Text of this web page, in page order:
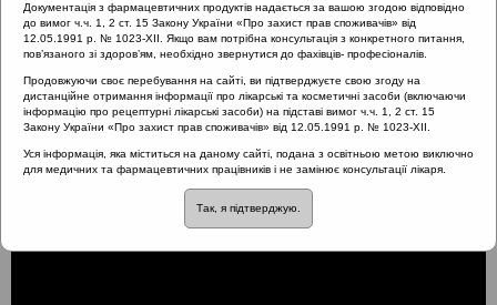
Раціональне лікування vs. Раціональна АБ терапія (Дніпро,
05.10.19)
Стратегія відкладеного призначення антибіотиків
Стратегія відкладеного
призначення антибіотиків
Документація з фармацевтичних продуктів надається за вашою згодою відповідно
до вимог ч.ч. 1, 2 ст. 15 Закону України «Про захист прав споживачів» від
12.05.1991 р. № 1023-XII. Якщо вам потрібна консультація з конкретного питання,
пов’язаного зі здоров’ям, необхідно звернутися до фахівців- професіоналів.
Продовжуючи своє перебування на сайті, ви підтверджуєте свою згоду на
дистанційне отримання інформації про лікарські та косметичні засоби (включаючи
інформацію про рецептурні лікарські засоби) на підставі вимог ч.ч. 1, 2 ст. 15
Закону України «Про захист прав споживачів» від 12.05.1991 р. № 1023-XII.
Уся інформація, яка міститься на даному сайті, подана з освітньою метою виключно
для медичних та фармацевтичних працівників і не замінює консультації лікаря.
Так, я підтверджую.